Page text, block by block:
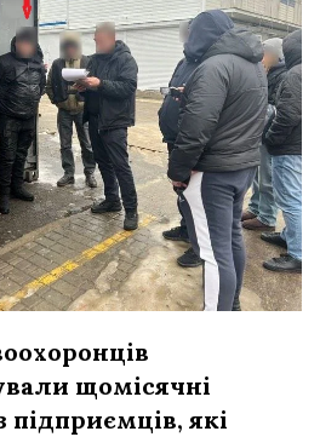
щомісячні
підприємців, які